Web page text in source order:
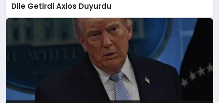
Dile Getirdi Axios Duyurdu